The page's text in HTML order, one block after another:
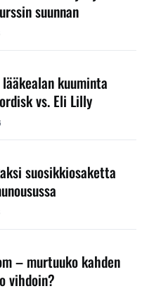
suunnan
kuuminta
vs. Eli Lilly
suosikkiosaketta
– murtuuko kahden
vihdoin?